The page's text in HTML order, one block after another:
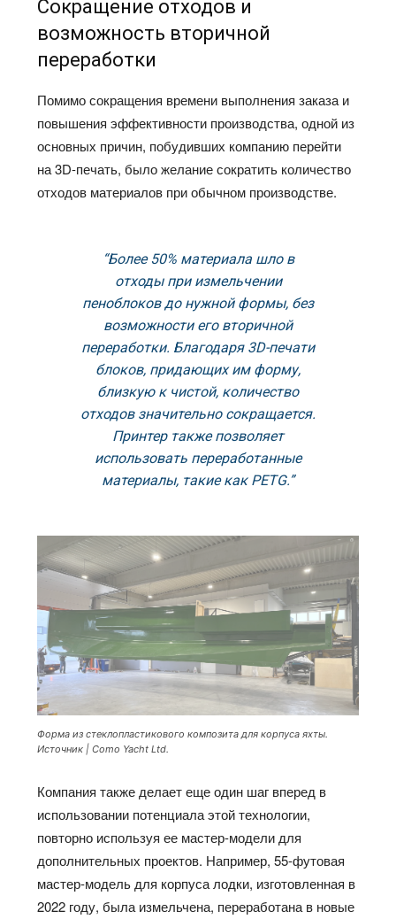
Сокращение отходов и
возможность вторичной
переработки
Помимо сокращения времени выполнения заказа и
повышения эффективности производства, одной из
основных причин, побудивших компанию перейти
на 3D-печать, было желание сократить количество
отходов материалов при обычном производстве.
“Более 50% материала шло в
отходы при измельчении
пеноблоков до нужной формы, без
возможности его вторичной
переработки. Благодаря 3D-печати
блоков, придающих им форму,
близкую к чистой, количество
отходов значительно сокращается.
Принтер также позволяет
использовать переработанные
материалы, такие как PETG.”
Форма из стеклопластикового композита для корпуса яхты.
Источник | Como Yacht Ltd.
Компания также делает еще один шаг вперед в
использовании потенциала этой технологии,
повторно используя ее мастер-модели для
дополнительных проектов. Например, 55-футовая
мастер-модель для корпуса лодки, изготовленная в
2022 году, была измельчена, переработана в новые